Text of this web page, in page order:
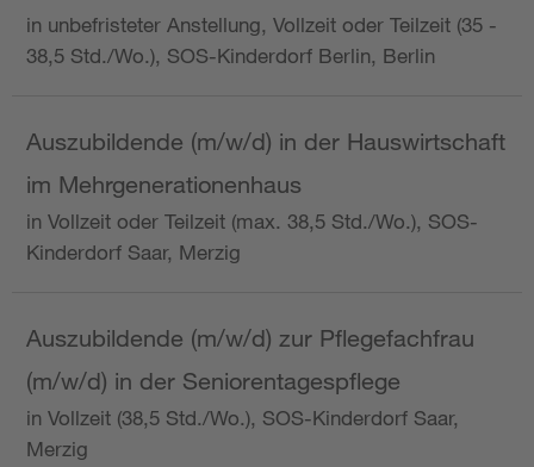
in unbefristeter Anstellung, Vollzeit oder Teilzeit (35 -
38,5 Std./Wo.), SOS-Kinderdorf Berlin, Berlin
Auszubildende (m/w/d) in der Hauswirtschaft
im Mehrgenerationenhaus
in Vollzeit oder Teilzeit (max. 38,5 Std./Wo.), SOS-
Kinderdorf Saar, Merzig
Auszubildende (m/w/d) zur Pflegefachfrau
(m/w/d) in der Seniorentagespflege
in Vollzeit (38,5 Std./Wo.), SOS-Kinderdorf Saar,
Merzig